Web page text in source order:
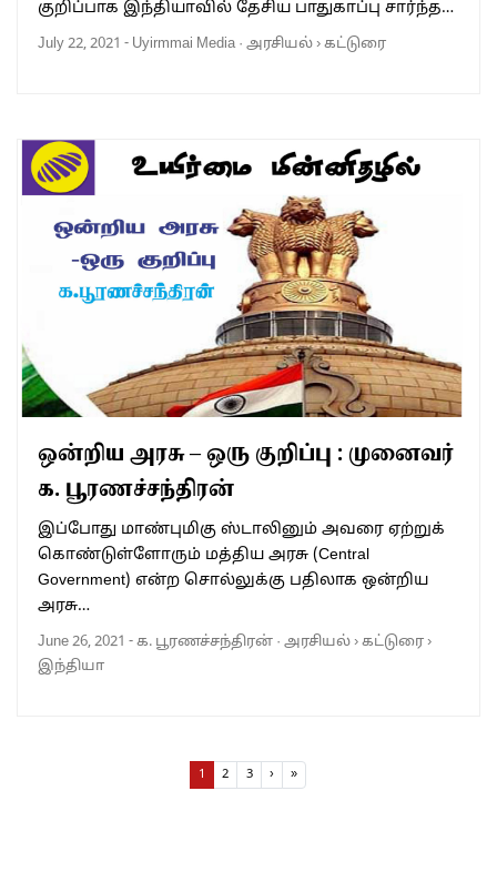
குறிப்பாக இந்தியாவில் தேசிய பாதுகாப்பு சார்ந்த…
July 22, 2021 - Uyirmmai Media · அரசியல்›கட்டுரை
ஒன்றிய அரசு – ஒரு குறிப்பு : முனைவர்
க. பூரணச்சந்திரன்
இப்போது மாண்புமிகு ஸ்டாலினும் அவரை ஏற்றுக்
கொண்டுள்ளோரும் மத்திய அரசு (Central
Government) என்ற சொல்லுக்கு பதிலாக ஒன்றிய
அரசு…
June 26, 2021 -க. பூரணச்சந்திரன் · அரசியல்›கட்டுரை›
இந்தியா
Current Page
1 Page
2 Page
3 › »